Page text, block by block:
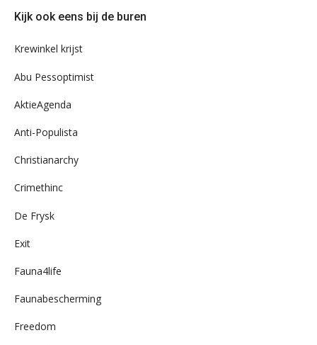
ons
Kijk ook eens bij de buren
Krewinkel krijst
Abu Pessoptimist
AktieAgenda
Anti-Populista
Christianarchy
Crimethinc
De Frysk
Exit
Fauna4life
Faunabescherming
Freedom